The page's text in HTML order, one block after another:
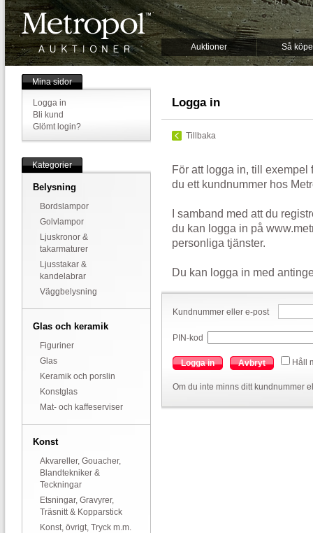
Auktioner Så
Mina sidor
Logga in
Bli kund
Glömt login?
Kategorier
Belysning
Bordslampor
Golvlampor
Ljuskronor &
takarmaturer
Ljusstakar &
kandelabrar
Väggbelysning
Glas och keramik
Figuriner
Glas
Keramik och porslin
Konstglas
Mat- och kaffeserviser
Konst
Akvareller, Gouacher,
Blandtekniker &
Teckningar
Etsningar, Gravyrer,
Träsnitt & Kopparstick
Konst, övrigt, Tryck m.m.
Logga in
Tillbaka
För att logga in, till exempel
du ett kundnummer hos
I samband med att du
du kan logga in på
personliga tjänster.
Du kan logga in med
Kundnummer eller e-post
PIN-kod
Logga in Avbryt Håll
Om du inte minns ditt kundnummer